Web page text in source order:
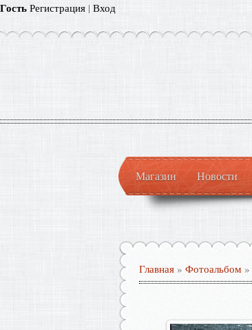
Гость Регистрация | Вход
Магазин Новости
Главная » Фотоальбом »